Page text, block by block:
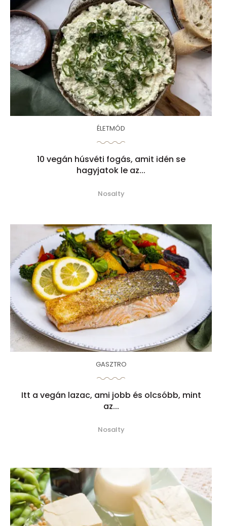
ÉLETMÓD
10 vegán húsvéti fogás, amit idén se
hagyjatok le az...
Nosalty
GASZTRO
Itt a vegán lazac, ami jobb és olcsóbb, mint
az...
Nosalty